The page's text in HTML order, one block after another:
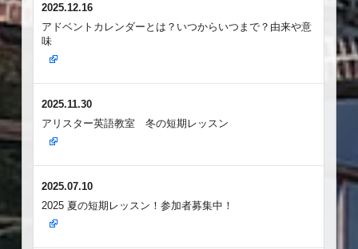
2025.12.16
アドベントカレンダーとは？いつからいつまで？由来や意
味
2025.11.30
アリスター英語教室 冬の短期レッスン
2025.07.10
2025 夏の短期レッスン！参加者募集中！